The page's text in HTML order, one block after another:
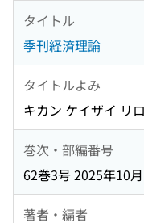
タイトル
季刊経済理論
タイトルよみ
キカン ケイザイ リ
巻次・部編番号
62巻3号 2025年10月
著者・編者